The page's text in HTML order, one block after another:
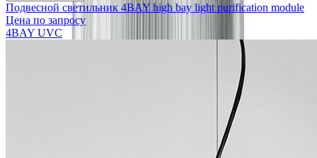
Подвесной светильник 4BAY high bay light purification module
Цена по запросу
4BAY UVC